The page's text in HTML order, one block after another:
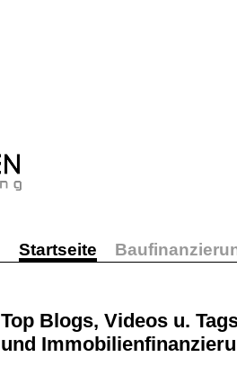
Startseite
Top Blogs, Videos u.
und